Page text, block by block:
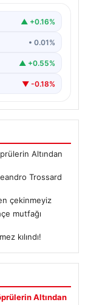
UEFA
▲ +0.16%
• 0.01%
▲ +0.55%
▼ -0.18%
Altından
Trossard
çekinmeyiz
mutfağı
kılındı!
Altından